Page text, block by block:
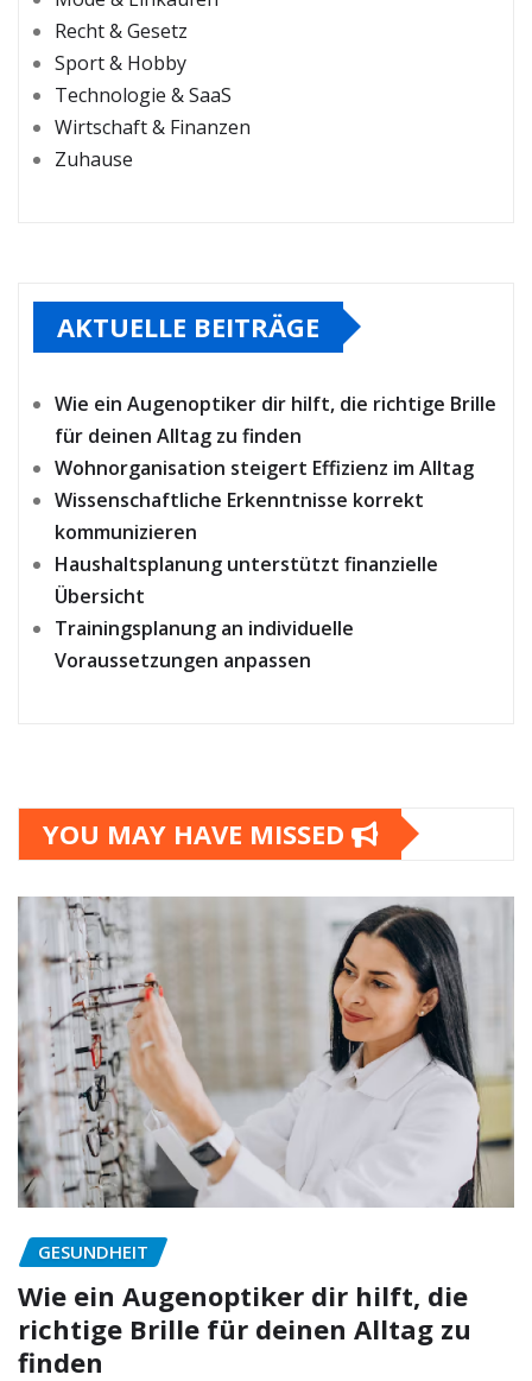
Recht & Gesetz
Sport & Hobby
Technologie & SaaS
Wirtschaft & Finanzen
Zuhause
AKTUELLE BEITRÄGE
Wie ein Augenoptiker dir hilft, die richtige Brille
für deinen Alltag zu finden
Wohnorganisation steigert Effizienz im Alltag
Wissenschaftliche Erkenntnisse korrekt
kommunizieren
Haushaltsplanung unterstützt finanzielle
Übersicht
Trainingsplanung an individuelle
Voraussetzungen anpassen
YOU MAY HAVE MISSED
GESUNDHEIT
Wie ein Augenoptiker dir hilft, die
richtige Brille für deinen Alltag zu
finden